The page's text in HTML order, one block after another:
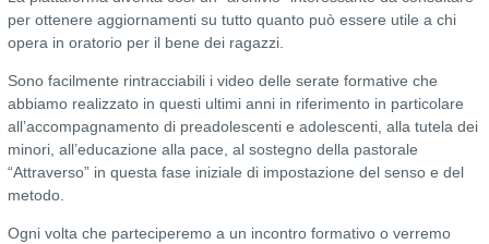
per ottenere aggiornamenti su tutto quanto può essere utile a chi
opera in oratorio per il bene dei ragazzi.
Sono facilmente rintracciabili i video delle serate formative che
abbiamo realizzato in questi ultimi anni in riferimento in particolare
all’accompagnamento di preadolescenti e adolescenti, alla tutela dei
minori, all’educazione alla pace, al sostegno della pastorale
“Attraverso” in questa fase iniziale di impostazione del senso e del
metodo.
Ogni volta che parteciperemo a un incontro formativo o verremo